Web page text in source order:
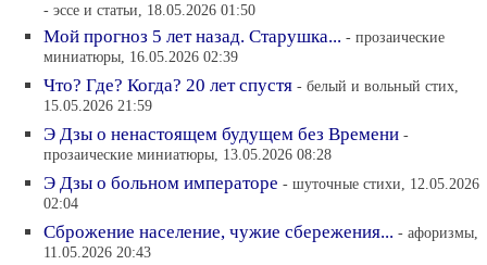
- эссе и статьи, 18.05.2026 01:50
Мой прогноз 5 лет назад. Старушка... - прозаические
миниатюры, 16.05.2026 02:39
Что? Где? Когда? 20 лет спустя - белый и вольный стих,
15.05.2026 21:59
Э Дзы о ненастоящем будущем без Времени -
прозаические миниатюры, 13.05.2026 08:28
Э Дзы о больном императоре - шуточные стихи, 12.05.2026
02:04
Сброжение население, чужие сбережения... - афоризмы,
11.05.2026 20:43